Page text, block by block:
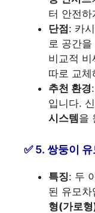
터 안전
단점 : 카
로 공간
비교적
따로 교
추천 환경:
입니다.
시스템 을
5. 쌍둥이
특징: 두
된 유모차
형(가로